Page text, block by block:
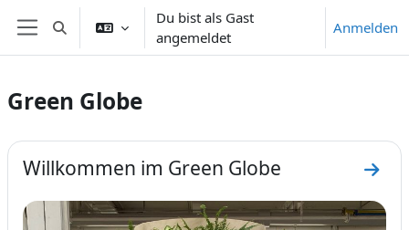
Zum Hauptinhalt
Website-Übersicht
Sucheingabe umschalten
Du bist als Gast
angemeldet
Anmelden
Green Globe
Abschnittsübersicht
Willkommen im Green Globe Zum